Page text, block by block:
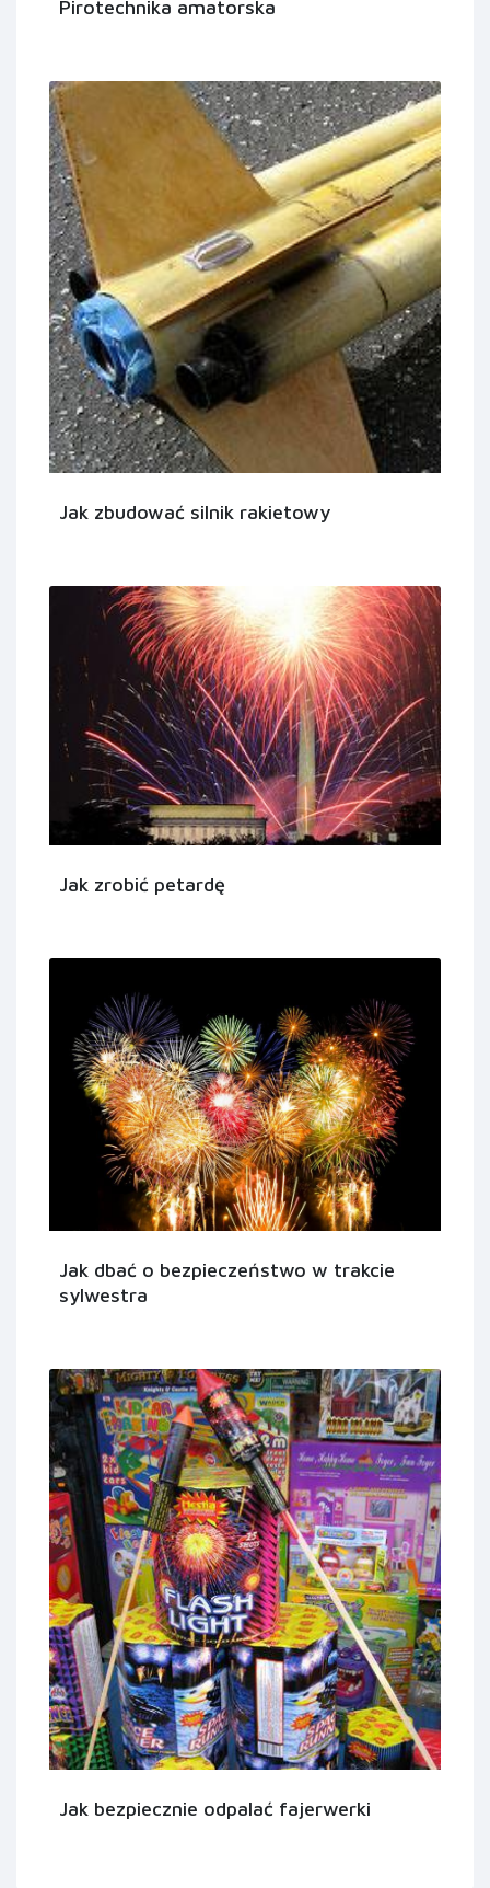
Pirotechnika amatorska
Jak zbudować silnik rakietowy
Jak zrobić petardę
Jak dbać o bezpieczeństwo w trakcie
sylwestra
Jak bezpiecznie odpalać fajerwerki